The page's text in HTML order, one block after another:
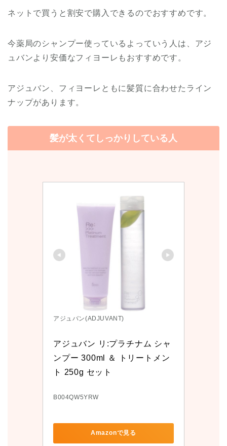
ネットで買うと割安で購入できるのでおすすめです。
今薬局のシャンプー使っているよっていう人は、アジ
ュバンより安価なフィヨーレもおすすめです。
アジュバン、フィヨーレともに髪質に合わせたライン
ナップがあります。
髪が太くてしっかりしている人
アジュバン(ADJUVANT)
アジュバン リ:プラチナム シャ
ンプー 300ml ＆ トリートメン
ト 250g セット
B004QW5YRW
Amazonで見る